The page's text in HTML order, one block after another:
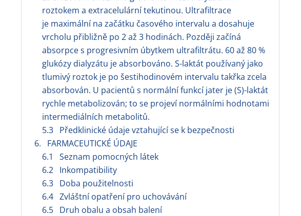
roztokem a extracelulární tekutinou. Ultrafiltrace
je maximální na začátku časového intervalu a dosahuje
vrcholu přibližně po 2 až 3 hodinách. Později začíná
absorpce s progresivním úbytkem ultrafiltrátu. 60 až 80 %
glukózy dialyzátu je absorbováno. S-laktát používaný jako
tlumivý roztok je po šestihodinovém intervalu takřka zcela
absorbován. U pacientů s normální funkcí jater je (S)-laktát
rychle metabolizován; to se projeví normálními hodnotami
intermediálních metabolitů.
5.3 Předklinické údaje vztahující se k bezpečnosti
6. FARMACEUTICKÉ ÚDAJE
6.1 Seznam pomocných látek
6.2 Inkompatibility
6.3 Doba použitelnosti
6.4 Zvláštní opatření pro uchovávání
6.5 Druh obalu a obsah balení